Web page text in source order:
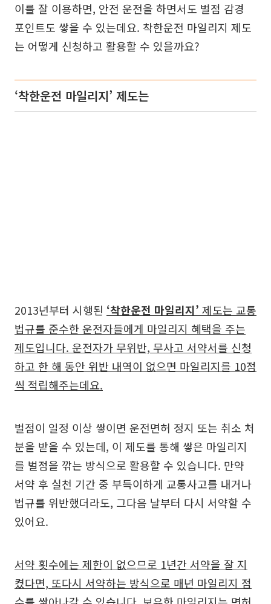
이를 잘 이용하면, 안전 운전을 하면서도 벌점 감경
포인트도 쌓을 수 있는데요. 착한운전 마일리지 제도
는 어떻게 신청하고 활용할 수 있을까요?
‘착한운전 마일리지’ 제도는
2013년부터 시행된 ‘착한운전 마일리지’ 제도는 교통
법규를 준수한 운전자들에게 마일리지 혜택을 주는
제도입니다. 운전자가 무위반, 무사고 서약서를 신청
하고 한 해 동안 위반 내역이 없으면 마일리지를 10점
씩 적립해주는데요.
벌점이 일정 이상 쌓이면 운전면허 정지 또는 취소 처
분을 받을 수 있는데, 이 제도를 통해 쌓은 마일리지
를 벌점을 깎는 방식으로 활용할 수 있습니다. 만약
서약 후 실천 기간 중 부득이하게 교통사고를 내거나
법규를 위반했더라도, 그다음 날부터 다시 서약할 수
있어요.
서약 횟수에는 제한이 없으므로 1년간 서약을 잘 지
켰다면, 또다시 서약하는 방식으로 매년 마일리지 점